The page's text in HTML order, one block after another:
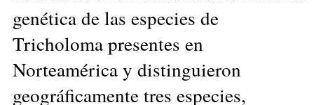
genética de las especies de
Tricholoma presentes en
Norteamérica y distinguieron
geográficamente tres especies,